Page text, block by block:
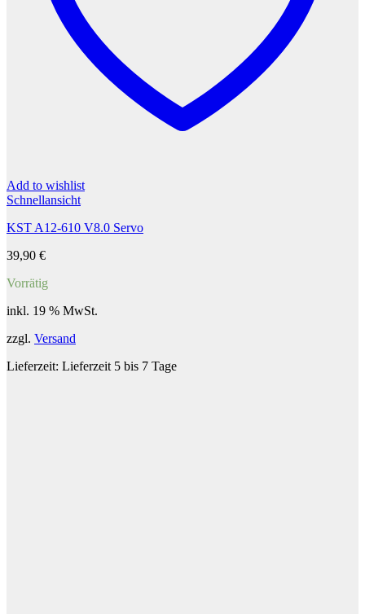
Add to wishlist
Schnellansicht
KST A12-610 V8.0 Servo
39,90 €
Vorrätig
inkl. 19 % MwSt.
zzgl. Versand
Lieferzeit: Lieferzeit 5 bis 7 Tage